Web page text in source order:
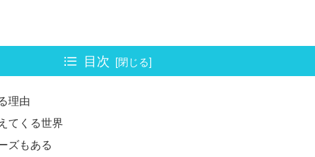
目次
理由
てくる世界
ズもある